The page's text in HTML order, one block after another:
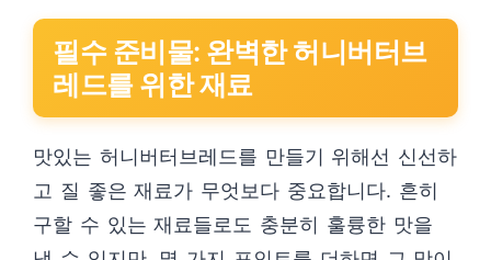
필수 준비물: 완벽한 허니버터브
레드를 위한 재료
맛있는 허니버터브레드를 만들기 위해선 신선하
고 질 좋은 재료가 무엇보다 중요합니다. 흔히
구할 수 있는 재료들로도 충분히 훌륭한 맛을